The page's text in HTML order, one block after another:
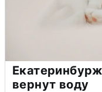
вернут воду